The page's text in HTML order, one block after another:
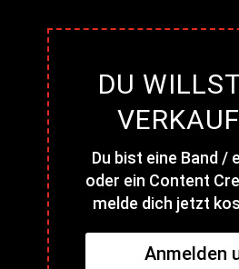
DU
Du bist eine Band /
oder ein Content
melde dich jetzt
Anmelden